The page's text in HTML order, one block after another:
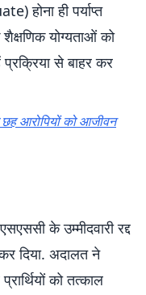
होना ही पर्याप्त
योग्यताओं को
से बाहर कर
आरोपियों को आजीवन
के उम्मीदवारी रद्द
दिया. अदालत ने
को तत्काल